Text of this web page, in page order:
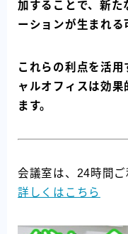
加することで、新た
ーションが生まれる
これらの利点を活
ャルオフィスは効
ます。
会議室は、24時間ご
詳しくはこちら